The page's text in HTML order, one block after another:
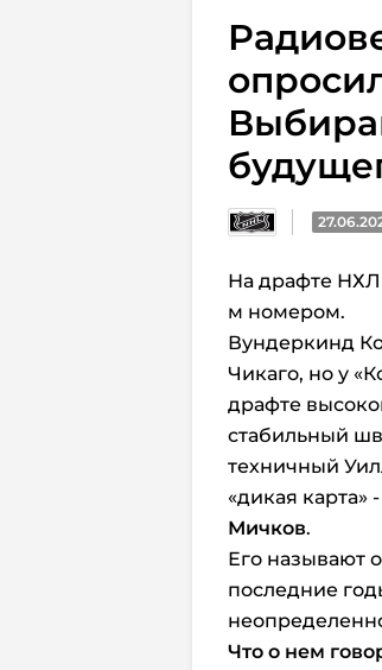
На драфте НХЛ
м номером.
Вундеркинд
Чикаго, но у
драфте
стабильный
техничный
«дикая
Мичков.
Его называют
последние
Что о нем